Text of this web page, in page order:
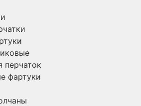
перчаток
фартуки